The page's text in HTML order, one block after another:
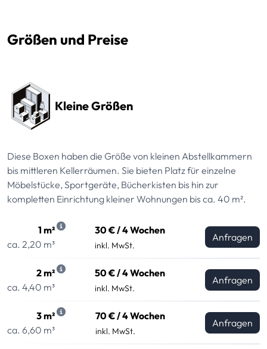
Größen und Preise
Kleine Größen
Diese Boxen haben die Größe von kleinen Abstellkammern
bis mittleren Kellerräumen. Sie bieten Platz für einzelne
Möbelstücke, Sportgeräte, Bücherkisten bis hin zur
kompletten Einrichtung kleiner Wohnungen bis ca. 40 m².
1 m²
ca. 2,20 m³
30 € / 4 Wochen
inkl. MwSt.
Anfragen
2 m²
ca. 4,40 m³
50 € / 4 Wochen
inkl. MwSt.
Anfragen
3 m²
ca. 6,60 m³
70 € / 4 Wochen
inkl. MwSt.
Anfragen